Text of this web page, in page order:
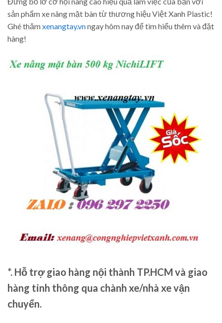
sản phẩm xe nâng mặt bàn từ thương hiệu Việt Xanh Plastic!
Ghé thămxenangtay.vnngay hôm nay để tìm hiểu thêm và đặt
hàng!
*. Hỗ trợ giao hàng nội thành TP.HCM và giao
hàng tỉnh thông qua chành xe/nhà xe vận
chuyển.